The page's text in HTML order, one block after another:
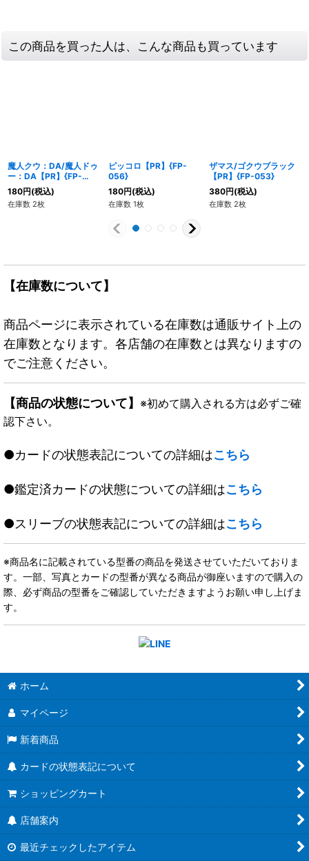
この商品を買った人は、こんな商品も買っています
魔人クウ：DA/魔人ドゥ
ー：DA【PR】{FP-
035}
180円(税込)
在庫数 2枚
ピッコロ【PR】{FP-
056}
180円(税込)
在庫数 1枚
ザマス/ゴクウブラック
【PR】{FP-053}
380円(税込)
在庫数 2枚
【在庫数について】
商品ページに表示されている在庫数は通販サイト上の
在庫数となります。各店舗の在庫数とは異なりますの
でご注意ください。
【商品の状態について】 ※初めて購入される方は必ずご確
認下さい。
●カードの状態表記についての詳細はこちら
●鑑定済カードの状態についての詳細はこちら
●スリーブの状態表記についての詳細はこちら
※商品名に記載されている型番の商品を発送させていただいておりま
す。一部、写真とカードの型番が異なる商品が御座いますので購入の
際、必ず商品の型番をご確認していただきますようお願い申し上げま
す。
ホーム
マイページ
新着商品
カードの状態表記について
ショッピングカート
店舗案内
最近チェックしたアイテム